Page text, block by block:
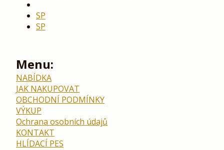
SP
SP
Menu:
NABÍDKA
JAK NAKUPOVAT
OBCHODNÍ PODMÍNKY
VÝKUP
Ochrana osobních údajů
KONTAKT
HLÍDACÍ PES